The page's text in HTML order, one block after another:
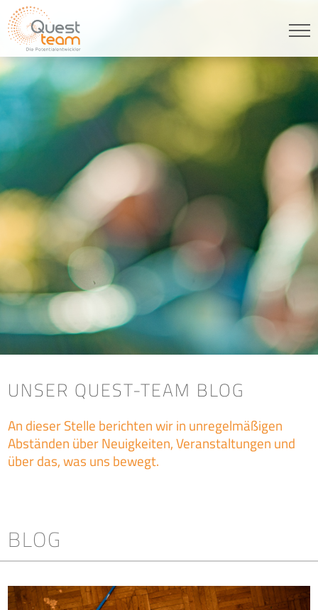
UNSER QUEST-TEAM BLOG
An dieser Stelle berichten wir in unregelmäßigen
Abständen über Neuigkeiten, Veranstaltungen und
über das, was uns bewegt.
BLOG